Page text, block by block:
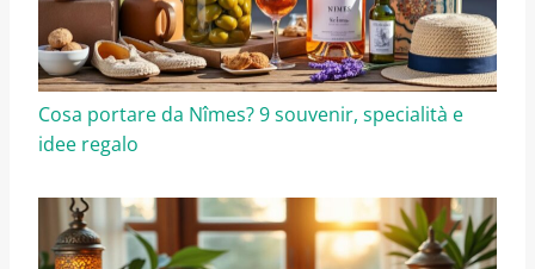
Cosa portare da Nîmes? 9 souvenir, specialità e
idee regalo